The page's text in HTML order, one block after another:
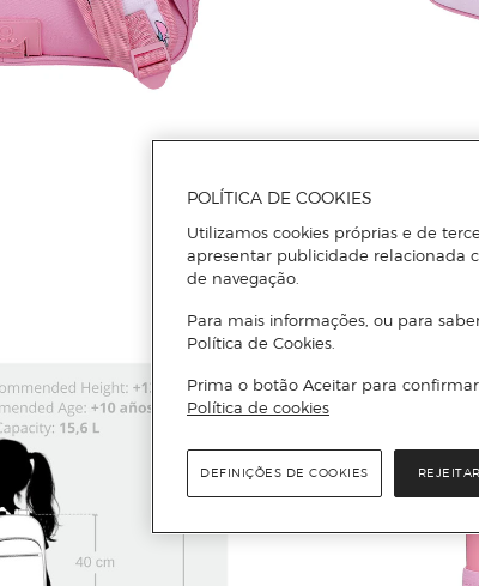
POLÍTICA DE COOKIES
Utilizamos cookies próprias e de
apresentar publicidade relacionada
de navegação.
Para mais informações, ou para
Política de Cookies.
Prima o botão Aceitar para
Política de cookies
DEFINIÇÕES DE COOKIES